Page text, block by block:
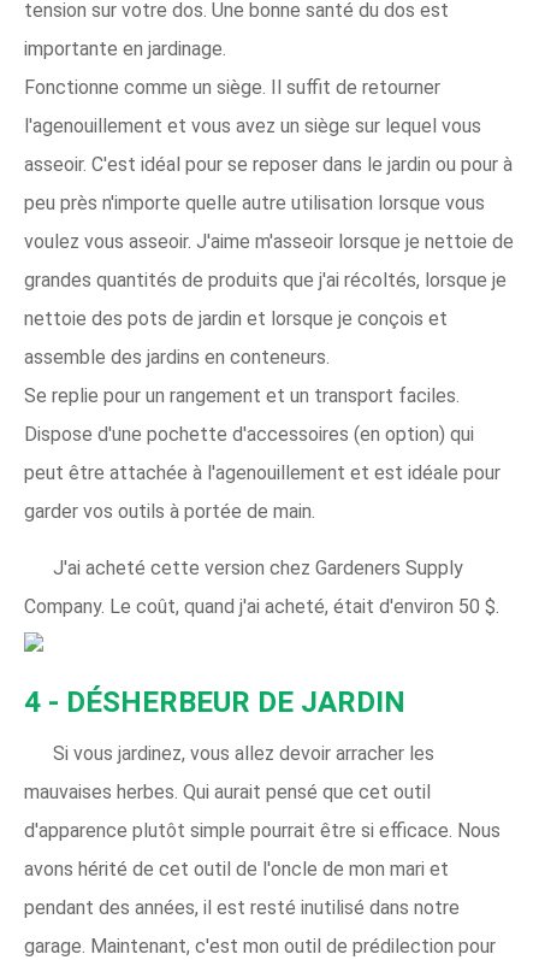
tension sur votre dos. Une bonne santé du dos est
importante en jardinage.
Fonctionne comme un siège. Il suffit de retourner
l'agenouillement et vous avez un siège sur lequel vous
asseoir. C'est idéal pour se reposer dans le jardin ou pour à
peu près n'importe quelle autre utilisation lorsque vous
voulez vous asseoir. J'aime m'asseoir lorsque je nettoie de
grandes quantités de produits que j'ai récoltés, lorsque je
nettoie des pots de jardin et lorsque je conçois et
assemble des jardins en conteneurs.
Se replie pour un rangement et un transport faciles.
Dispose d'une pochette d'accessoires (en option) qui
peut être attachée à l'agenouillement et est idéale pour
garder vos outils à portée de main.
J'ai acheté cette version chez Gardeners Supply
Company. Le coût, quand j'ai acheté, était d'environ 50 $.
4 - DÉSHERBEUR DE JARDIN
Si vous jardinez, vous allez devoir arracher les
mauvaises herbes. Qui aurait pensé que cet outil
d'apparence plutôt simple pourrait être si efficace. Nous
avons hérité de cet outil de l'oncle de mon mari et
pendant des années, il est resté inutilisé dans notre
garage. Maintenant, c'est mon outil de prédilection pour